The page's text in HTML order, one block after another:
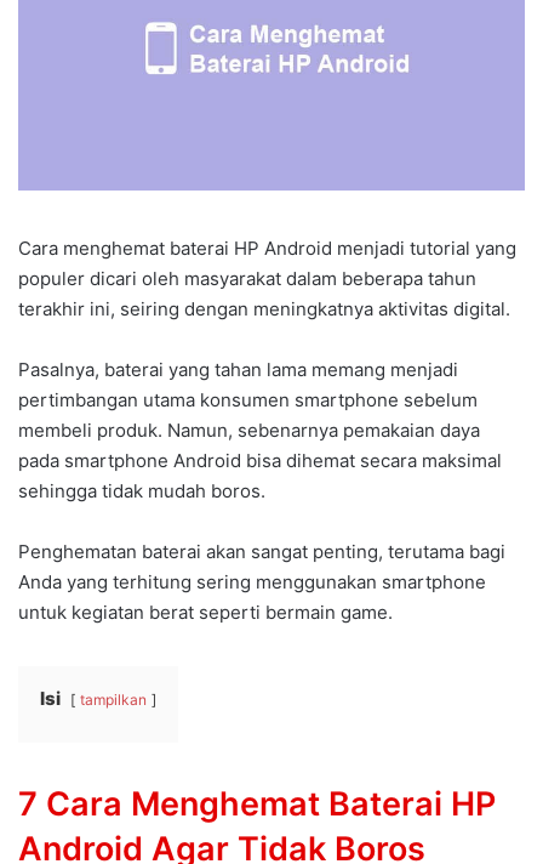
Cara menghemat baterai HP Android menjadi tutorial yang
populer dicari oleh masyarakat dalam beberapa tahun
terakhir ini, seiring dengan meningkatnya aktivitas digital.
Pasalnya, baterai yang tahan lama memang menjadi
pertimbangan utama konsumen smartphone sebelum
membeli produk. Namun, sebenarnya pemakaian daya
pada smartphone Android bisa dihemat secara maksimal
sehingga tidak mudah boros.
Penghematan baterai akan sangat penting, terutama bagi
Anda yang terhitung sering menggunakan smartphone
untuk kegiatan berat seperti bermain game.
Isi tampilkan
7 Cara Menghemat Baterai HP
Android Agar Tidak Boros